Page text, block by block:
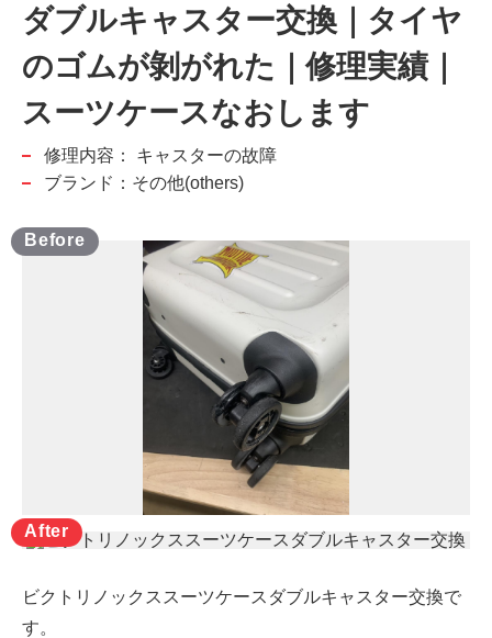
ダブルキャスター交換｜タイヤ
のゴムが剝がれた｜修理実績｜
スーツケースなおします
修理内容：
キャスターの故障
ブランド：その他(others)
ビクトリノックススーツケースダブルキャスター交換で
す。